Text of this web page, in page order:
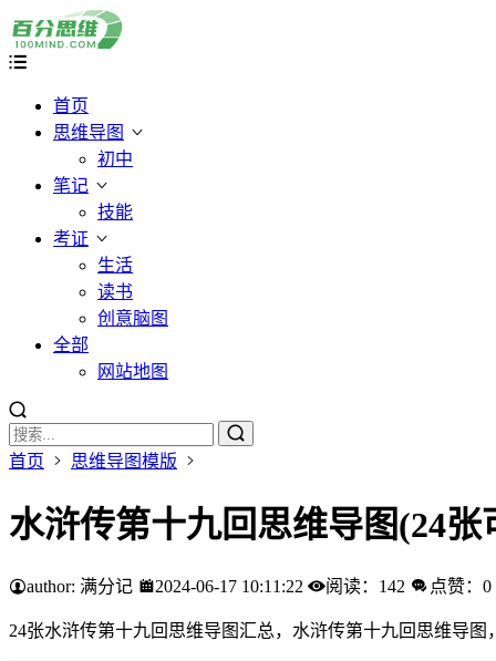
首页
思维导图
初中
笔记
技能
考证
生活
读书
创意脑图
全部
网站地图
首页 思维导图模版
水浒传第十九回思维导图(24张
author: 满分记 2024-06-17 10:11:22 阅读：142 点赞：0
24张水浒传第十九回思维导图汇总，水浒传第十九回思维导